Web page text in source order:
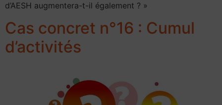
d’AESH augmentera-t-il également ? »
Cas concret n°16 : Cumul
d’activités